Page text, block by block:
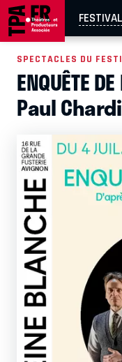
AIX-MARSEILLE
EN TOURNÉE
SPECTACLES DU
ENQUÊTE
Paul